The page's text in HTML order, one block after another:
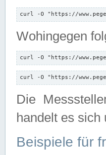
curl -O "https://
Wohingegen
curl -O "https://
curl -O "https://
Die
handelt es
Beispiele für